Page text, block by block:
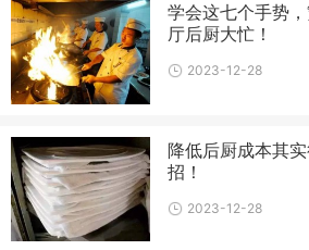
学会这七个手势
厅后厨大忙！
2023-12-28
降低后厨成本其
招！
2023-12-28